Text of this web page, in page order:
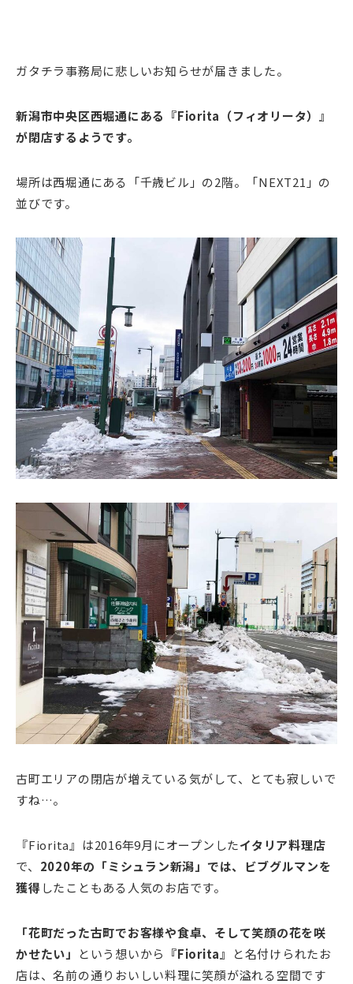
ガタチラ事務局に悲しいお知らせが届きました。
新潟市中央区西堀通にある『Fiorita（フィオリータ）』
が閉店するようです。
場所は西堀通にある「千歳ビル」の2階。「NEXT21」の
並びです。
古町エリアの閉店が増えている気がして、とても寂しいで
すね…。
『Fiorita』は2016年9月にオープンしたイタリア料理店
で、 2020年の「ミシュラン新潟」では、ビブグルマンを
獲得 したこともある人気のお店です。
「花町だった古町でお客様や食卓、そして笑顔の花を咲
かせたい」
という想いから 『Fiorita』
と名付けられたお
店は、名前の通りおいしい料理に笑顔が溢れる空間です